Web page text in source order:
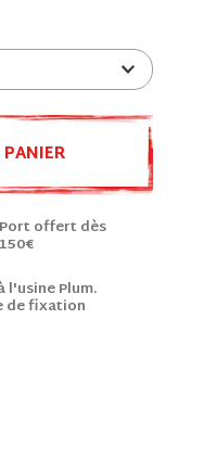
Port offert dès
150€
l'usine Plum.
de fixation